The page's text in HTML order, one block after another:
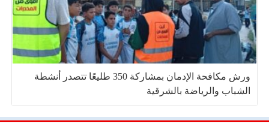
ورش مكافحة الإدمان بمشاركة 350 طليعًا تتصدر أنشطة
الشباب والرياضة بالشرقية